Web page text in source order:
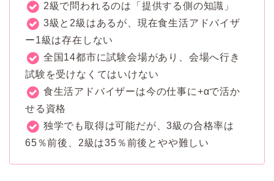
2級で問われるのは「提供する側の知識」
3級と2級はあるが、現在食生活アドバイザ
ー1級は存在しない
全国14都市に試験会場があり、会場へ行き
試験を受けなくてはいけない
食生活アドバイザーは今の仕事に+αで活か
せる資格
独学でも取得は可能だが、3級の合格率は
65％前後、2級は35％前後とやや難しい